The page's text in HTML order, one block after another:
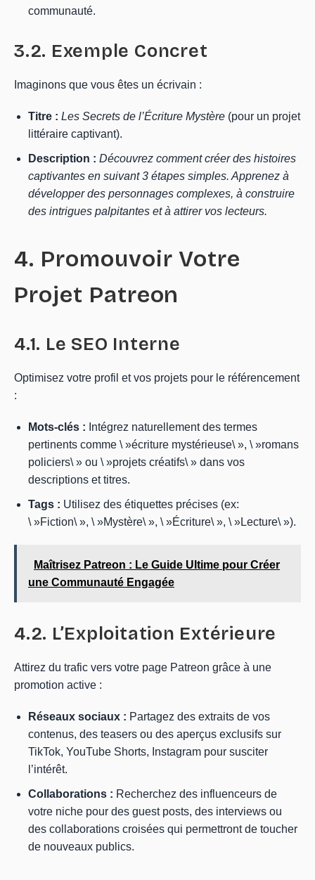
communauté.
3.2. Exemple Concret
Imaginons que vous êtes un écrivain :
Titre : Les Secrets de l’Écriture Mystère (pour un projet
littéraire captivant).
Description : Découvrez comment créer des histoires
captivantes en suivant 3 étapes simples. Apprenez à
développer des personnages complexes, à construire
des intrigues palpitantes et à attirer vos lecteurs.
4. Promouvoir Votre
Projet Patreon
4.1. Le SEO Interne
Optimisez votre profil et vos projets pour le référencement
:
Mots-clés : Intégrez naturellement des termes
pertinents comme \ »écriture mystérieuse\ », \ »romans
policiers\ » ou \ »projets créatifs\ » dans vos
descriptions et titres.
Tags : Utilisez des étiquettes précises (ex:
\ »Fiction\ », \ »Mystère\ », \ »Écriture\ », \ »Lecture\ »).
Maîtrisez Patreon : Le Guide Ultime pour Créer
une Communauté Engagée
4.2. L’Exploitation Extérieure
Attirez du trafic vers votre page Patreon grâce à une
promotion active :
Réseaux sociaux : Partagez des extraits de vos
contenus, des teasers ou des aperçus exclusifs sur
TikTok, YouTube Shorts, Instagram pour susciter
l’intérêt.
Collaborations : Recherchez des influenceurs de
votre niche pour des guest posts, des interviews ou
des collaborations croisées qui permettront de toucher
de nouveaux publics.